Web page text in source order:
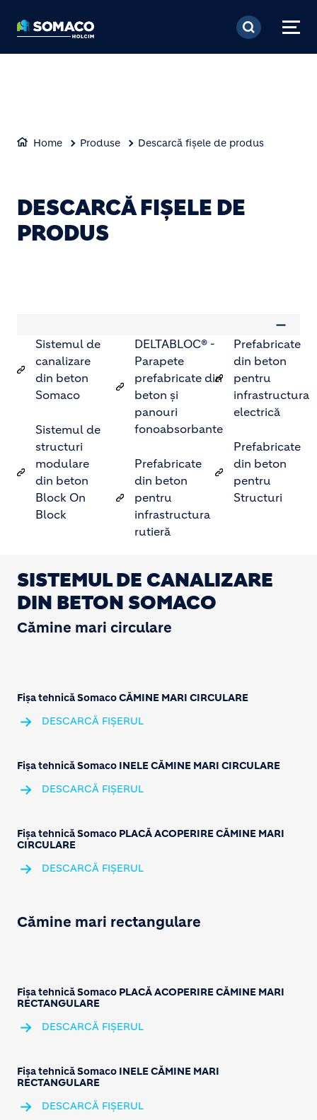
Mergi la conţinutul
Home Produse Descarcă fișele de produs
DESCARCĂ FIȘELE DE
PRODUS
Sistemul de
canalizare
din beton
Somaco
Sistemul de
structuri
modulare
din beton
Block On
Block
DELTABLOC® -
Parapete
prefabricate din
beton și
panouri
fonoabsorbante
Prefabricate
din beton
pentru
infrastructura
rutieră
Prefabricate
din beton
pentru
infrastructura
electrică
Prefabricate
din beton
pentru
Structuri
SISTEMUL DE CANALIZARE
DIN BETON SOMACO
Cămine mari circulare
Fișa tehnică Somaco CĂMINE MARI CIRCULARE
DESCARCĂ FIȘERUL
Fișa tehnică Somaco INELE CĂMINE MARI CIRCULARE
DESCARCĂ FIȘERUL
Fișa tehnică Somaco PLACĂ ACOPERIRE CĂMINE MARI
CIRCULARE
DESCARCĂ FIȘERUL
Cămine mari rectangulare
Fișa tehnică Somaco PLACĂ ACOPERIRE CĂMINE MARI
RECTANGULARE
DESCARCĂ FIȘERUL
Fișa tehnică Somaco INELE CĂMINE MARI
RECTANGULARE
DESCARCĂ FIȘERUL